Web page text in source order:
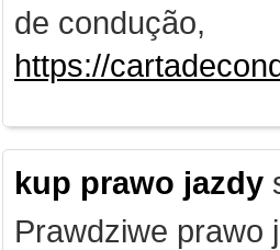
de condução,
https://
kup prawo jazdy
Prawdziwe prawo